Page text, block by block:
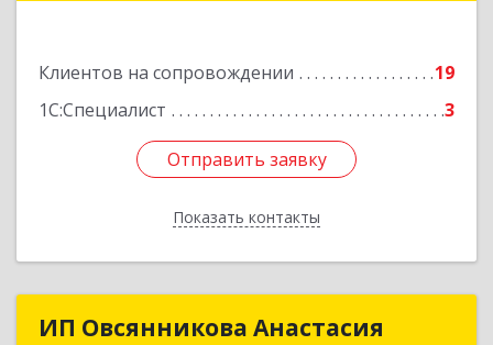
Клиентов на сопровождении
19
1С:Специалист
3
Отправить заявку
Показать контакты
Отправить заявку
Назад
ИП Овсянникова Анастасия
ИП Овсянникова Анастасия